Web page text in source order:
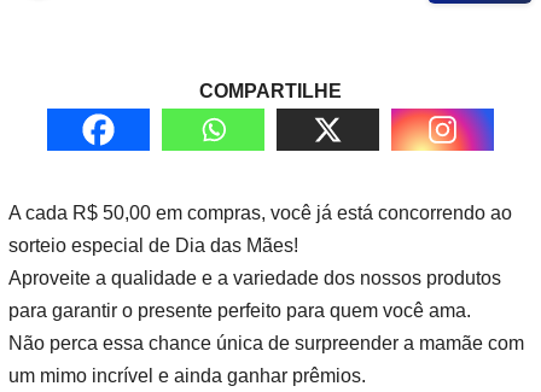
COMPARTILHE
A cada R$ 50,00 em compras, você já está concorrendo ao
sorteio especial de Dia das Mães!
Aproveite a qualidade e a variedade dos nossos produtos
para garantir o presente perfeito para quem você ama.
Não perca essa chance única de surpreender a mamãe com
um mimo incrível e ainda ganhar prêmios.